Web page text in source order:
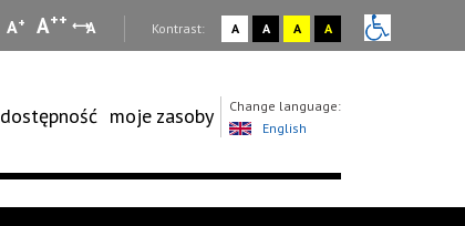
A+ A++ A Kontrast: A A A A
dostępność moje zasoby
Change language:
English